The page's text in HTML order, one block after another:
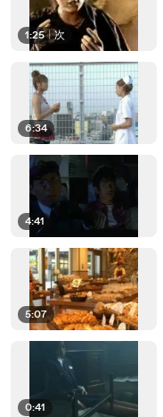
1:25 | 次
6:34
4:41
5:07
0:41